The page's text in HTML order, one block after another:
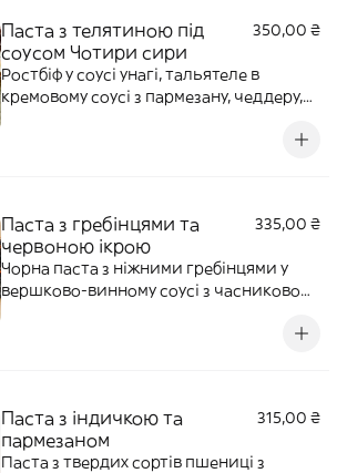
Паста з телятиною під
соусом Чотири сири
350,00 ₴
Ростбіф у соусі унагі, тальятеле в
кремовому соусі з пармезану, чеддеру,
Паста з гребінцями та
червоною ікрою
335,00 ₴
Чорна паста з ніжними гребінцями у
вершково-винному соусі з часниковою
Доповнюється базиліком та червоною
Паста з індичкою та
пармезаном
315,00 ₴
Паста з твердих сортів пшениці з